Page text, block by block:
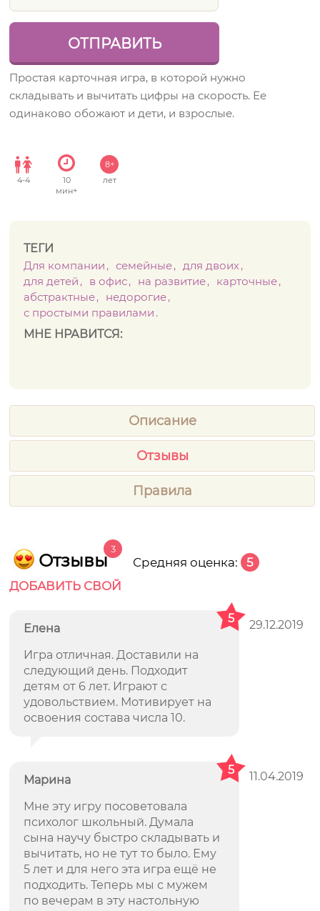
Простая карточная игра, в которой нужно
складывать и вычитать цифры на скорость. Ее
одинаково обожают и дети, и взрослые.
4-4
10
мин+
8+
лет
ТЕГИ
Для компании
семейные
для двоих
для детей
в офис на развитие
карточные
абстрактные
недорогие
с простыми правилами
МНЕ НРАВИТСЯ:
Описание
Отзывы
Правила
Отзывы
3
Средняя оценка: 5
ДОБАВИТЬ СВОЙ
Елена 29.12.2019
5
Игра отличная. Доставили на
следующий день. Подходит
детям от 6 лет. Играют с
удовольствием. Мотивирует на
освоения состава числа 10.
Марина 11.04.2019
5
Мне эту игру посоветовала
психолог школьный. Думала
сына научу быстро складывать и
вычитать, но не тут то было. Ему
5 лет и для него эта игра ещё не
подходить. Теперь мы с мужем
по вечерам в эту настольную